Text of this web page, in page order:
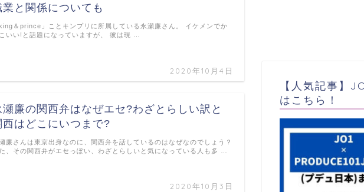
業と関係についても
2020年10月4日
＆prince」ことキンプリに所属している永瀬廉さん。 イケメンでか
いい!と話題になっていますが、 彼は現 …
瀬廉の関西弁はなぜエセ?わざとらしい訳と
西はどこにいつまで?
2020年10月3日
廉さんは東京出身なのに、関西弁を話しているのはなぜなのでしょう？
、その関西弁がエセっぽい、わざとらしいと気になっている人も多 …
【人気記事】
はこちら！